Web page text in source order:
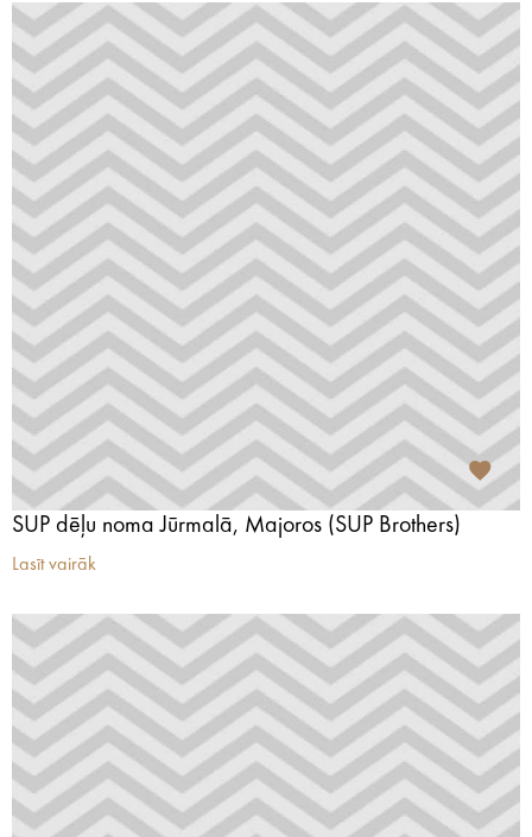
SUP dēļu noma Jūrmalā, Majoros (SUP Brothers)
Lasīt vairāk